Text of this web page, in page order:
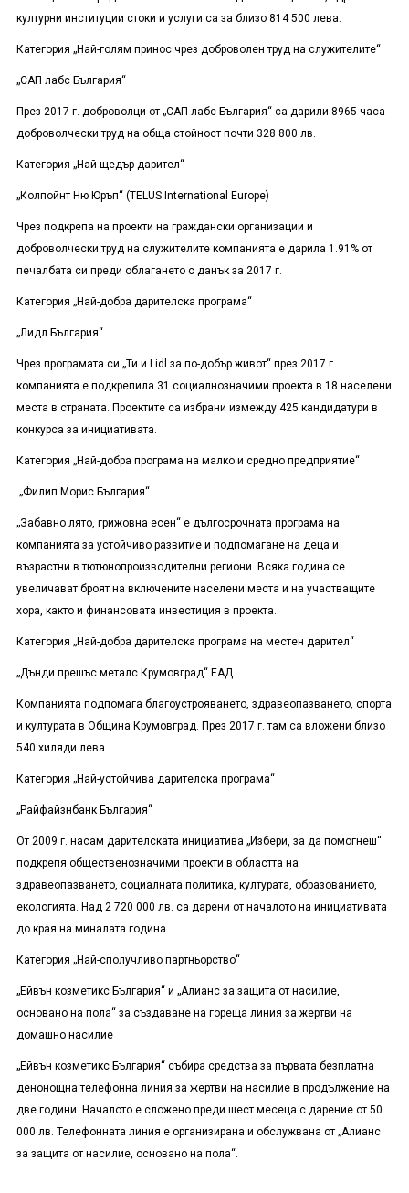
културни институции стоки и услуги са за близо 814 500 лева.
Категория „Най-голям принос чрез доброволен труд на служителите“
„САП лабс България“
През 2017 г. доброволци от „САП лабс България“ са дарили 8965 часа
доброволчески труд на обща стойност почти 328 800 лв.
Категория „Най-щедър дарител“
„Колпойнт Ню Юръп“ (TELUS International Europe)
Чрез подкрепа на проекти на граждански организации и
доброволчески труд на служителите компанията е дарила 1.91 % от
печалбата си преди облагането с данък за 2017 г.
Категория „Най-добра дарителска програма“
„Лидл България“
Чрез програмата си „Ти и Lidl за по-добър живот“ през 2017 г.
компанията е подкрепила 31 социалнозначими проекта в 18 населени
места в страната. Проектите са избрани измежду 425 кандидатури в
конкурса за инициативата.
Категория „Най-добра програма на малко и средно предприятие“
„Филип Морис България“
„Забавно лято, грижовна есен“ е дългосрочната програма на
компанията за устойчиво развитие и подпомагане на деца и
възрастни в тютюнопроизводителни региони. Всяка година се
увеличават броят на включените населени места и на участващите
хора, както и финансовата инвестиция в проекта.
Категория „Най-добра дарителска програма на местен дарител“
„Дънди прешъс металс Крумовград“ ЕАД
Компанията подпомага благоустрояването, здравеопазването, спорта
и културата в Община Крумовград. През 2017 г. там са вложени близо
540 хиляди лева.
Категория „Най-устойчива дарителска програма“
„Райфайзнбанк България“
От 2009 г. насам дарителската инициатива „Избери, за да помогнеш“
подкрепя общественозначими проекти в областта на
здравеопазването, социалната политика, културата, образованието,
екологията. Над 2 720 000 лв. са дарени от началото на инициативата
до края на миналата година.
Категория „Най-сполучливо партньорство“
„Ейвън козметикс България“ и „Алианс за защита от насилие,
основано на пола“ за създаване на гореща линия за жертви на
домашно насилие
„Ейвън козметикс България“ събира средства за първата безплатна
денонощна телефонна линия за жертви на насилие в продължение на
две години. Началото е сложено преди шест месеца с дарение от 50
000 лв. Телефонната линия е организирана и обслужвана от „Алианс
за защита от насилие, основано на пола“.